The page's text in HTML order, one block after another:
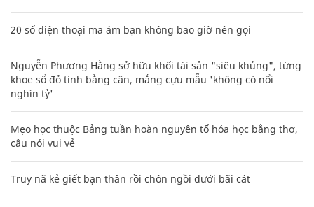
20 số điện thoại ma ám bạn không bao giờ nên gọi
Nguyễn Phương Hằng sở hữu khối tài sản "siêu khủng", từng
khoe sổ đỏ tính bằng cân, mắng cựu mẫu 'không có nổi
nghìn tỷ'
Mẹo học thuộc Bảng tuần hoàn nguyên tố hóa học bằng thơ,
câu nói vui vẻ
Truy nã kẻ giết bạn thân rồi chôn ngồi dưới bãi cát